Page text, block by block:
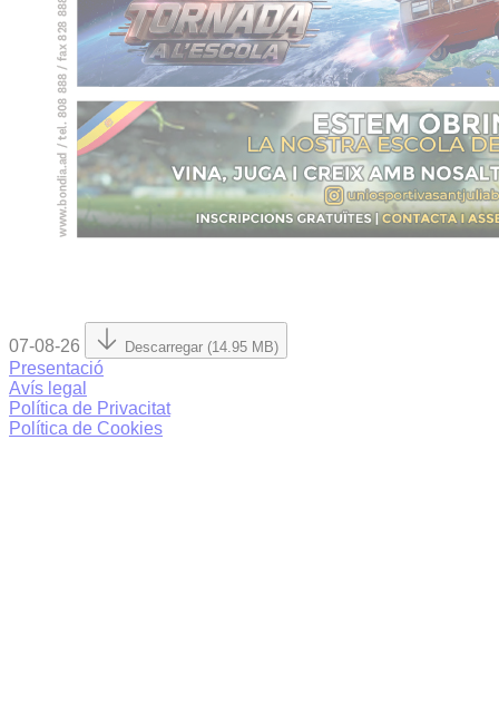
07-08-26 Descarregar (14.95 MB)
Presentació
Avís legal
Política de Privacitat
Política de Cookies